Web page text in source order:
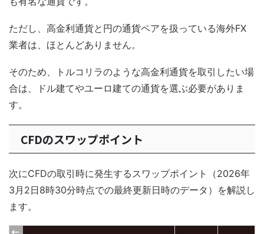
ただし、高金利通貨と円の通貨ペアを扱っている海外FX
業者は、ほとんどありません。
そのため、トルコリラのような高金利通貨を取引したい場
合は、ドル建てやユーロ建ての通貨を選ぶ必要がありま
す。
CFDのスワップポイント
次にCFDの取引時に発生するスワップポイント（2026年
3月2日8時30分時点での最終更新日時のデータ）を解説し
ます。